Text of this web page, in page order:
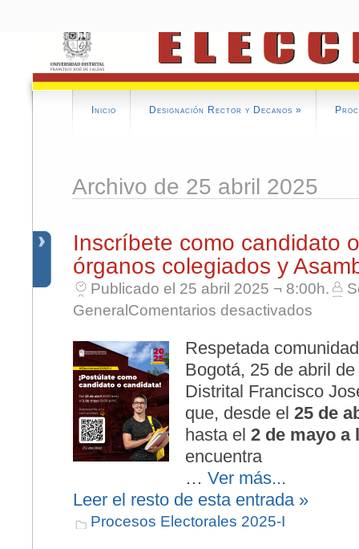
Inicio Designación Rector y Decanos »
Archivo de 25 abril 2025
Inscríbete como candidato
órganos colegiados y
Publicado el 25 abril 2025 ¬ 8:00h.
General Comentarios desactivados
Respetada
Bogotá, 25 de abril
Distrital Francisco
que, desde el 25 de
hasta el 2 de mayo a
encuentra
… Ver más...
Leer el resto de esta entrada »
Procesos Electorales 2025-I